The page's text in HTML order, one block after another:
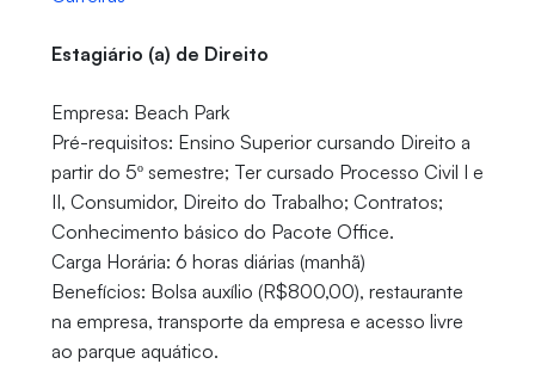
Estagiário (a) de Direito
Empresa: Beach Park
Pré-requisitos: Ensino Superior cursando Direito a
partir do 5º semestre; Ter cursado Processo Civil I e
II, Consumidor, Direito do Trabalho; Contratos;
Conhecimento básico do Pacote Office.
Carga Horária: 6 horas diárias (manhã)
Benefícios: Bolsa auxílio (R$800,00), restaurante
na empresa, transporte da empresa e acesso livre
ao parque aquático.